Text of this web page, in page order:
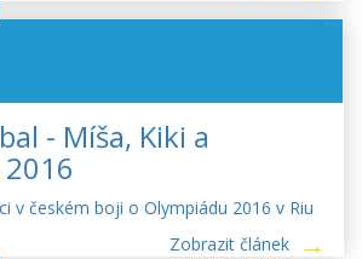
- Míša, Kiki a
v českém boji o Olympiádu 2016 v Riu
Zobrazit článek